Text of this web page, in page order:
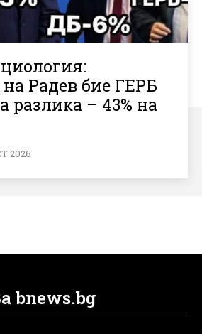
Радев бие ГЕРБ
разлика – 43% на
2026
bnews.bg